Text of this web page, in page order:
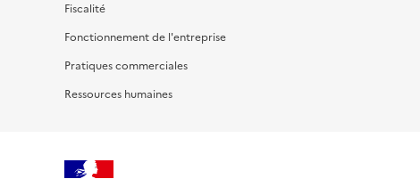
Fiscalité
Fonctionnement de l'entreprise
Pratiques commerciales
Ressources humaines